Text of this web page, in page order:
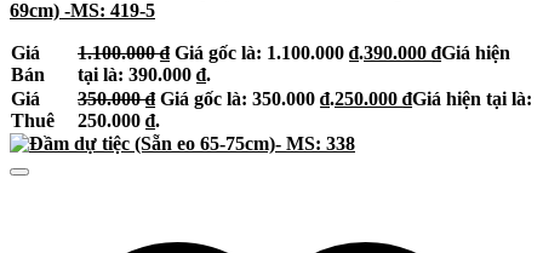
69cm) -MS: 419-5
Giá
Bán
1.100.000₫ Giá gốc là: 1.100.000 ₫.390.000 ₫Giá hiện
tại là: 390.000 ₫.
Giá
Thuê
350.000₫ Giá gốc là: 350.000 ₫.250.000 ₫Giá hiện tại là:
250.000 ₫.